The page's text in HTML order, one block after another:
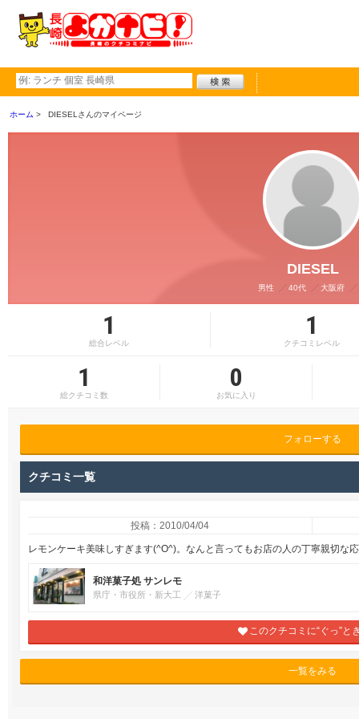
ホーム DIESELさんのマイページ
DIESEL
男性 40代 大阪府
1
総合レベル
1
クチコミレベル
1
総クチコミ数
0
お気に入り
フォローする
クチコミ一覧
投稿：2010/04/04
レモンケーキ美味しすぎます(^O^)。なんと言ってもお店の人の丁寧親切な
和洋菓子処 サンレモ
県庁・市役所・新大工 洋菓子
このクチコミに“ぐっ”と
一覧をみる